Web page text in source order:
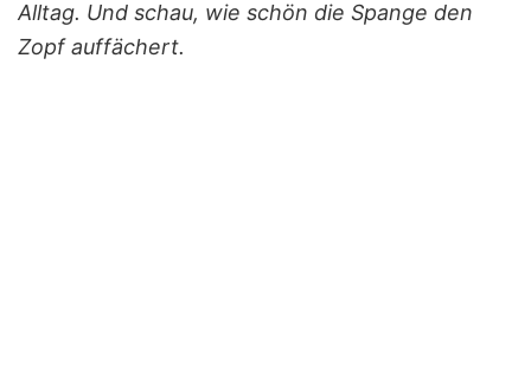
Alltag. Und schau, wie schön die Spange den
Zopf auffächert.